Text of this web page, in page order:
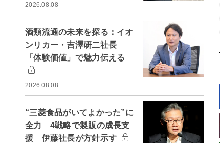
2026.08.08
酒類流通の未来を探る：イオ
ンリカー・吉澤研二社長
「体験価値」で魅力伝える
2026.08.08
“三菱食品がいてよかった”に
全力 4戦略で製販の成長支
援 伊藤社長が方針示す